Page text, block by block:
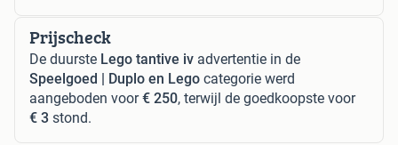
Prijscheck
De duurste Lego tantive iv advertentie in de
Speelgoed | Duplo en Lego categorie werd
aangeboden voor€ 250, terwijl de goedkoopste voor
€ 3 stond.